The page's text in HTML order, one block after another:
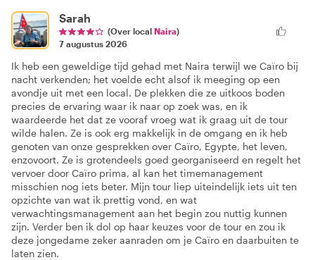
Sarah
(Over local Naira)
7 augustus 2026
Ik heb een geweldige tijd gehad met Naira terwijl we Caïro bij
nacht verkenden; het voelde echt alsof ik meeging op een
avondje uit met een local. De plekken die ze uitkoos boden
precies de ervaring waar ik naar op zoek was, en ik
waardeerde het dat ze vooraf vroeg wat ik graag uit de tour
wilde halen. Ze is ook erg makkelijk in de omgang en ik heb
genoten van onze gesprekken over Caïro, Egypte, het leven,
enzovoort. Ze is grotendeels goed georganiseerd en regelt het
vervoer door Caïro prima, al kan het timemanagement
misschien nog iets beter. Mijn tour liep uiteindelijk iets uit ten
opzichte van wat ik prettig vond, en wat
verwachtingsmanagement aan het begin zou nuttig kunnen
zijn. Verder ben ik dol op haar keuzes voor de tour en zou ik
deze jongedame zeker aanraden om je Caïro en daarbuiten te
laten zien.